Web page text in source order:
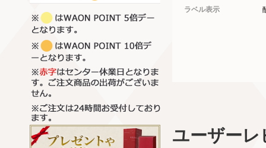
ラベル表示
ユーザーレ